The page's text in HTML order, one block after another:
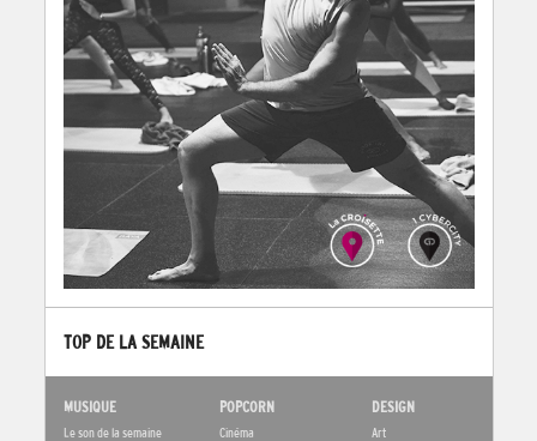
TOP DE LA SEMAINE
MUSIQUE
Le son de la semaine
POPCORN
Cinéma
DESIGN
Art